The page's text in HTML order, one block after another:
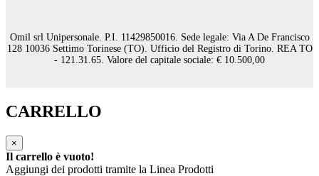
Omil srl Unipersonale. P.I. 11429850016. Sede legale: Via A De Francisco
128 10036 Settimo Torinese (TO). Ufficio del Registro di Torino. REA TO
- 121.31.65. Valore del capitale sociale: € 10.500,00
CARRELLO
×
Il carrello è vuoto!
Aggiungi dei prodotti tramite la Linea Prodotti